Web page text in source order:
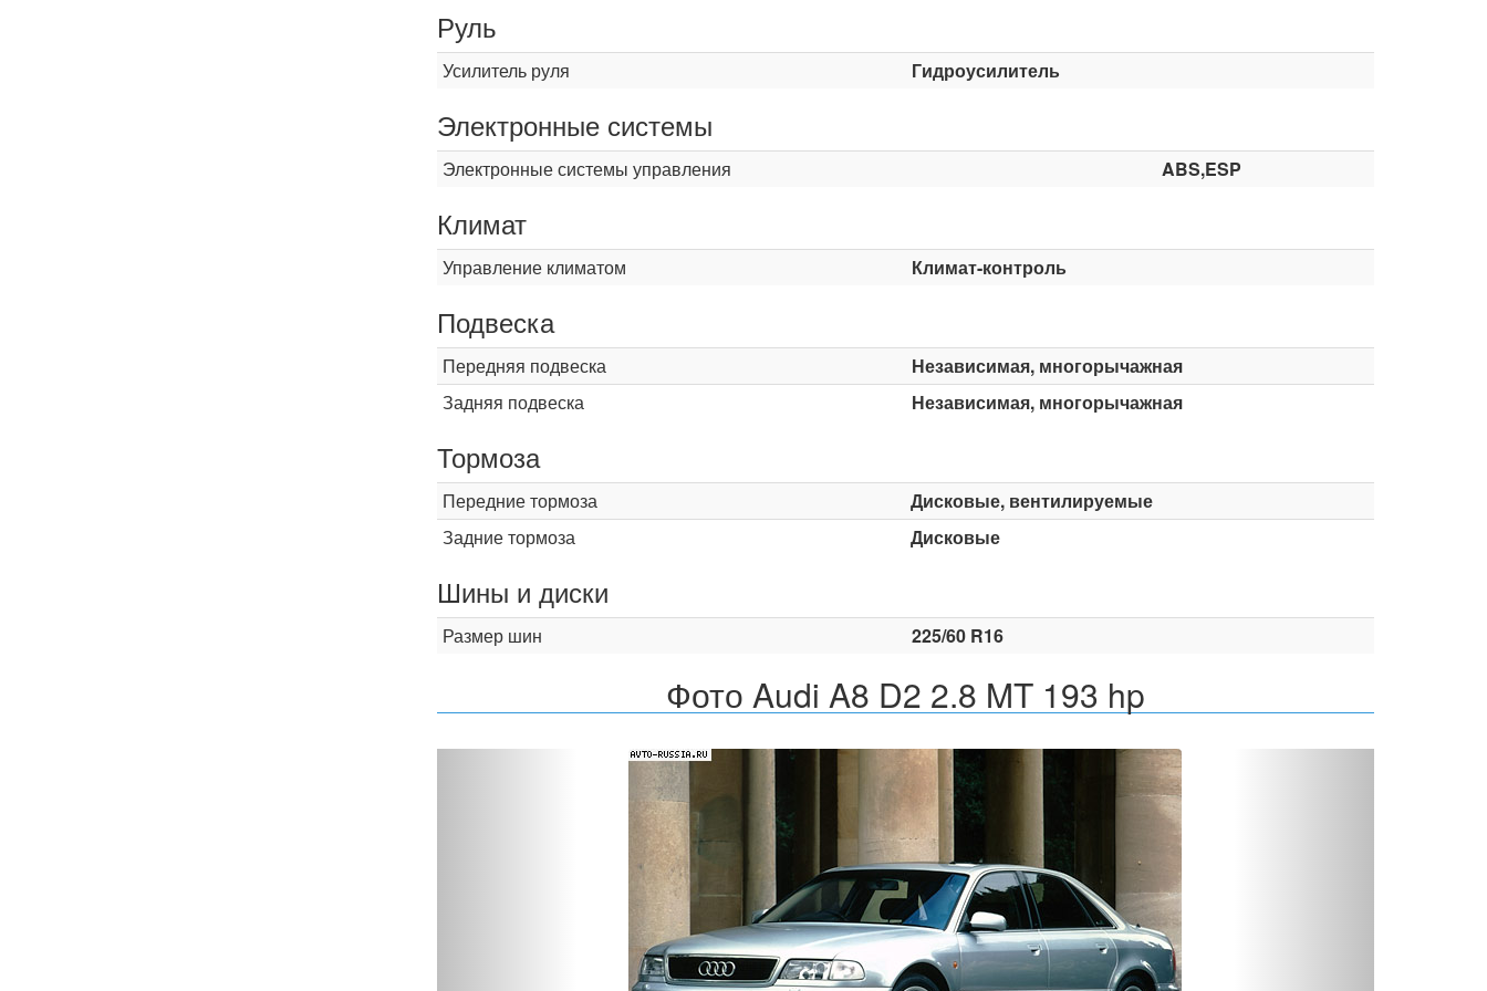
Руль
Усилитель руля Гидроусилитель
Электронные системы
Электронные системы управления ABS,ESP
Климат
Управление климатом Климат-контроль
Подвеска
Передняя подвеска
Независимая, многорычажная
Задняя подвеска
Независимая, многорычажная
Тормоза
Передние тормоза
Дисковые, вентилируемые
Задние тормоза
Дисковые
Шины и диски
Размер шин 225/60 R16
Фото Audi A8 D2 2.8 MT 193 hp